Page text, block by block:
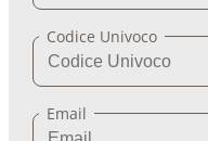
Codice Univoco
Email